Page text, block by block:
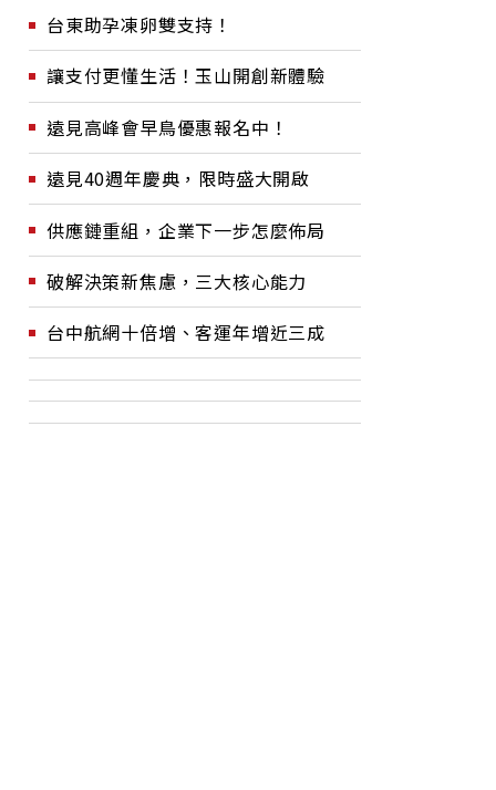
台東助孕凍卵雙支持！
讓支付更懂生活！玉山開創新體驗
遠見高峰會早鳥優惠報名中！
遠見40週年慶典，限時盛大開啟
供應鏈重組，企業下一步怎麼佈局
破解決策新焦慮，三大核心能力
台中航網十倍增、客運年增近三成